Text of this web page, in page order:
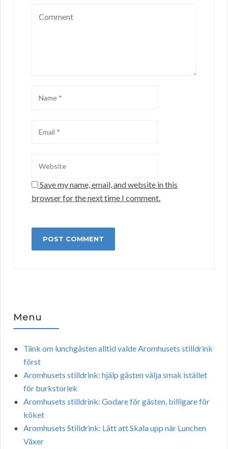
Save my name, email, and website in this
browser for the next time I comment.
Menu
Tänk om lunchgästen alltid valde Aromhusets stilldrink
först
Aromhusets stilldrink: hjälp gästen välja smak istället
för burkstorlek
Aromhusets stilldrink: Godare för gästen, billigare för
köket
Aromhusets Stilldrink: Lätt att Skala upp när Lunchen
Växer